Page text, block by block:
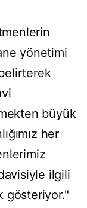
yönetimi
büyük
her
ilgili
gösteriyor."